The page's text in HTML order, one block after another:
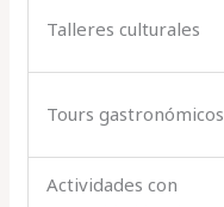
Talleres culturales
Tours gastronómicos
Actividades con